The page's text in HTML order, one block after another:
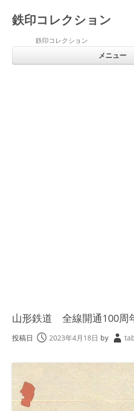
鉄印コレクション
鉄印コレクション
メニュー
山形鉄道 全線開通100
投稿日 2023年4月18日 by